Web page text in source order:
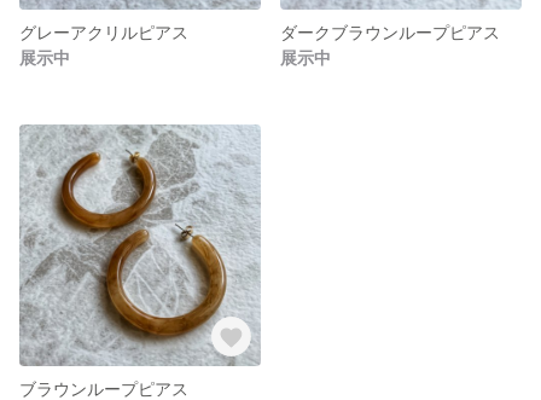
グレーアクリルピアス
展示中
ダークブラウンループピアス
展示中
ブラウンループピアス